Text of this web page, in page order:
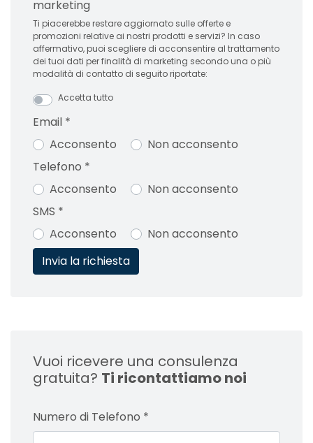
marketing
Ti piacerebbe restare aggiornato sulle offerte e
promozioni relative ai nostri prodotti e servizi? In caso
affermativo, puoi scegliere di acconsentire al trattamento
dei tuoi dati per finalità di marketing secondo una o più
modalità di contatto di seguito riportate:
Accetta tutto
Email *
Acconsento
Non acconsento
Telefono *
Acconsento
Non acconsento
SMS *
Acconsento
Non acconsento
Vuoi ricevere una consulenza
gratuita? Ti ricontattiamo noi
Numero di Telefono *